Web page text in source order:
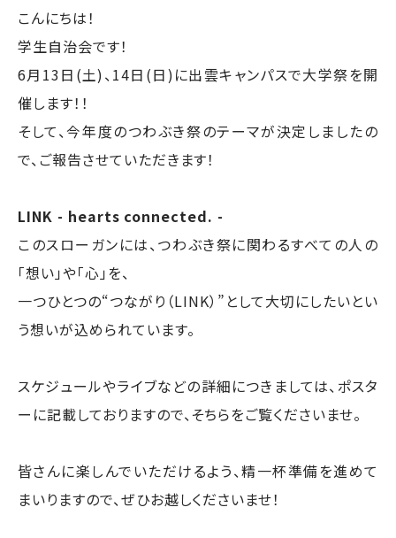
こんにちは！
学生自治会です！
6月13日(土)、14日(日)に出雲キャンパスで大学祭を開
催します！！
そして、今年度のつわぶき祭のテーマが決定しましたの
で、ご報告させていただきます！
LINK - hearts connected. -
このスローガンには、つわぶき祭に関わるすべての人の
「想い」や「心」を、
一つひとつの“つながり（LINK）”として大切にしたいとい
う想いが込められています。
スケジュールやライブなどの詳細につきましては、ポスタ
ーに記載しておりますので、そちらをご覧くださいませ。
皆さんに楽しんでいただけるよう、精一杯準備を進めて
まいりますので、ぜひお越しくださいませ！